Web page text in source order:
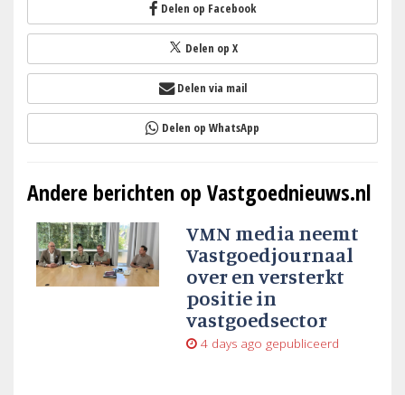
Delen op Facebook
Delen op X
Delen via mail
Delen op WhatsApp
Andere berichten op Vastgoednieuws.nl
VMN media neemt
Vastgoedjournaal
over en versterkt
positie in
vastgoedsector
4 days ago gepubliceerd